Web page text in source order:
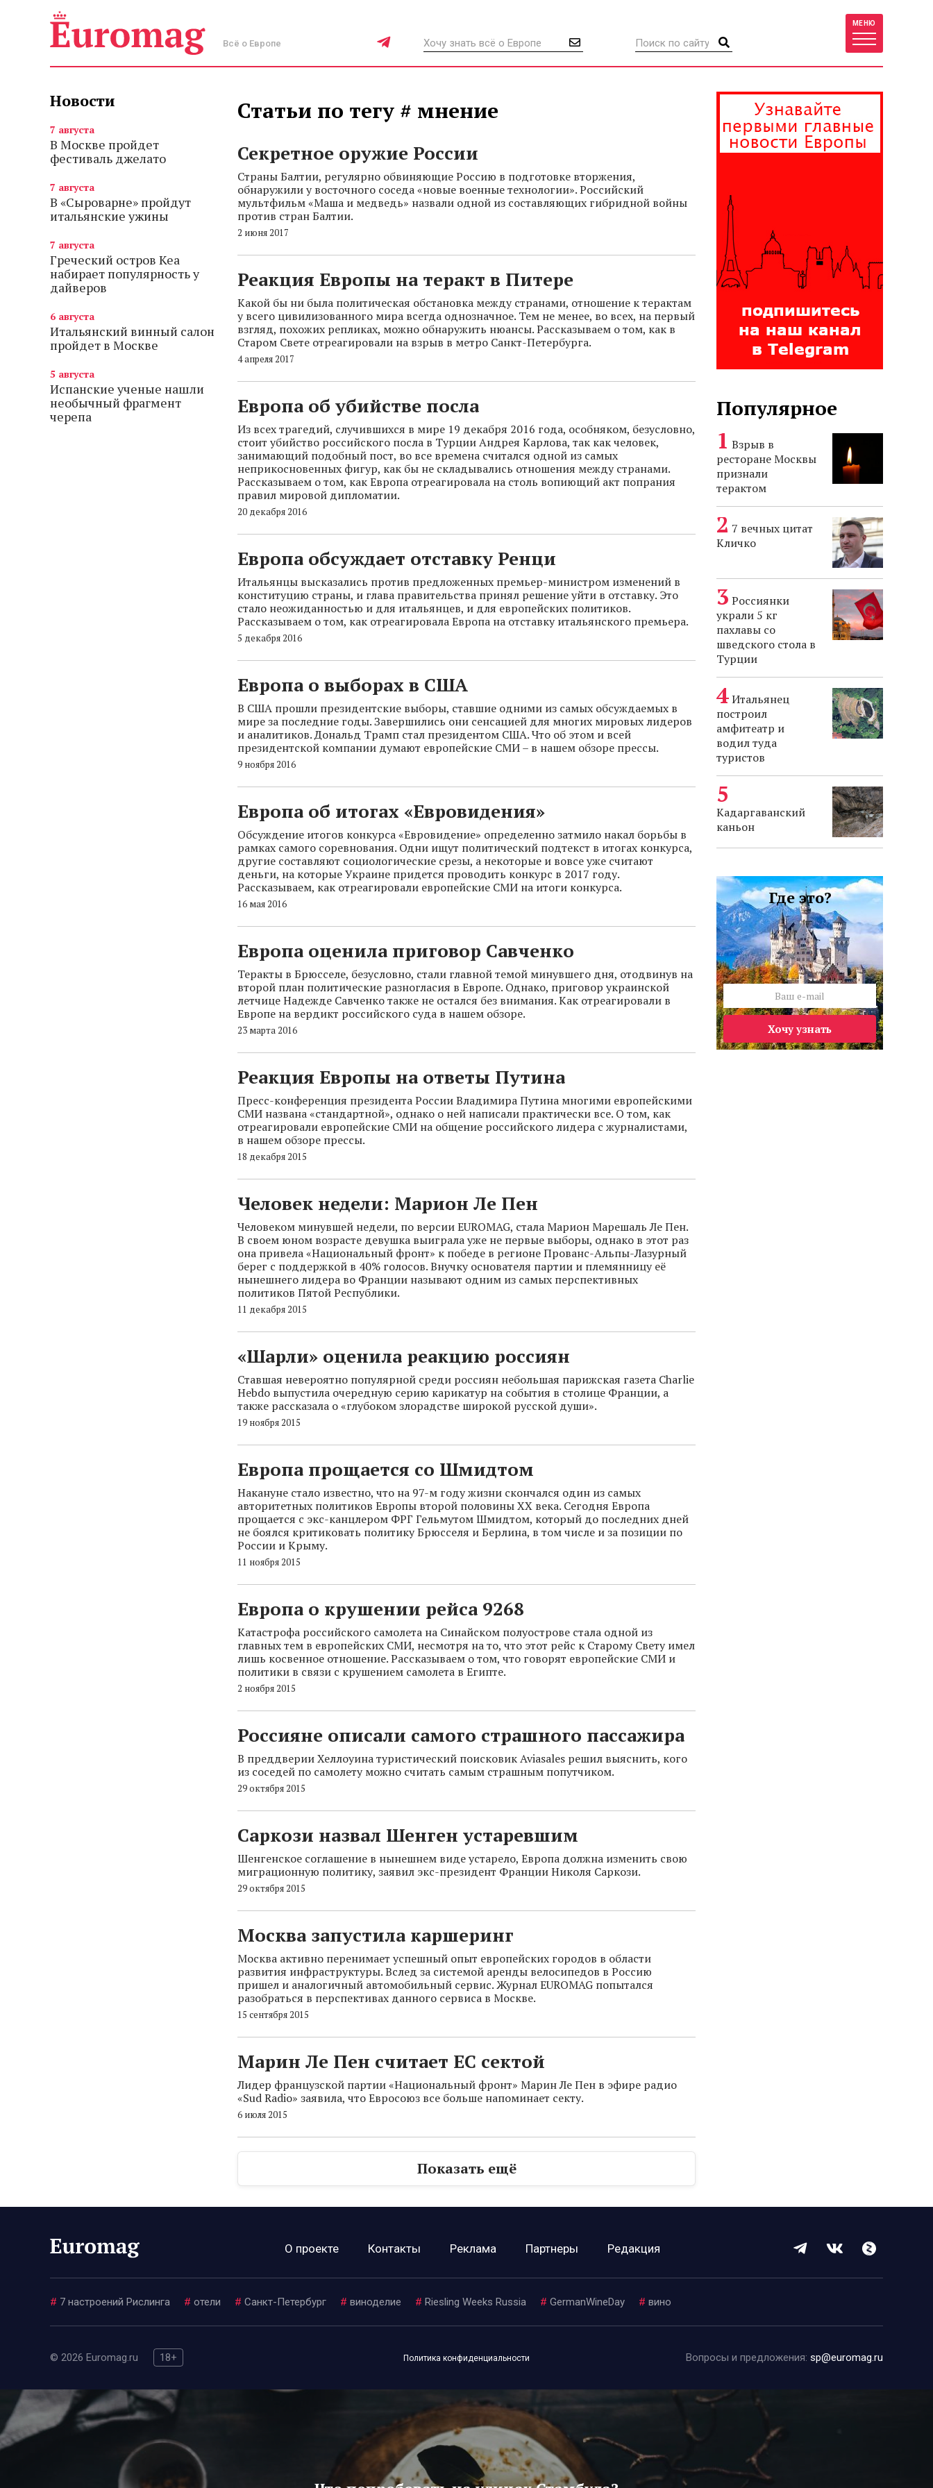
Всё о Европе
МЕНЮ
Новости
7 августа
В Москве пройдет
фестиваль джелато
7 августа
В «Сыроварне» пройдут
итальянские ужины
7 августа
Греческий остров Кеа
набирает популярность у
дайверов
6 августа
Итальянский винный салон
пройдет в Москве
5 августа
Испанские ученые нашли
необычный фрагмент
черепа
Статьи по тегу # мнение
Секретное оружие России
Страны Балтии, регулярно обвиняющие Россию в подготовке вторжения,
обнаружили у восточного соседа «новые военные технологии». Российский
мультфильм «Маша и медведь» назвали одной из составляющих гибридной войны
против стран Балтии.
2 июня 2017
Реакция Европы на теракт в Питере
Какой бы ни была политическая обстановка между странами, отношение к терактам
у всего цивилизованного мира всегда однозначное. Тем не менее, во всех, на первый
взгляд, похожих репликах, можно обнаружить нюансы. Рассказываем о том, как в
Старом Свете отреагировали на взрыв в метро Санкт-Петербурга.
4 апреля 2017
Европа об убийстве посла
Из всех трагедий, случившихся в мире 19 декабря 2016 года, особняком, безусловно,
стоит убийство российского посла в Турции Андрея Карлова, так как человек,
занимающий подобный пост, во все времена считался одной из самых
неприкосновенных фигур, как бы не складывались отношения между странами.
Рассказываем о том, как Европа отреагировала на столь вопиющий акт попрания
правил мировой дипломатии.
20 декабря 2016
Европа обсуждает отставку Ренци
Итальянцы высказались против предложенных премьер-министром изменений в
конституцию страны, и глава правительства принял решение уйти в отставку. Это
стало неожиданностью и для итальянцев, и для европейских политиков.
Рассказываем о том, как отреагировала Европа на отставку итальянского премьера.
5 декабря 2016
Европа о выборах в США
В США прошли президентские выборы, ставшие одними из самых обсуждаемых в
мире за последние годы. Завершились они сенсацией для многих мировых лидеров
и аналитиков. Дональд Трамп стал президентом США. Что об этом и всей
президентской компании думают европейские СМИ – в нашем обзоре прессы.
9 ноября 2016
Европа об итогах «Евровидения»
Обсуждение итогов конкурса «Евровидение» определенно затмило накал борьбы в
рамках самого соревнования. Одни ищут политический подтекст в итогах конкурса,
другие составляют социологические срезы, а некоторые и вовсе уже считают
деньги, на которые Украине придется проводить конкурс в 2017 году.
Рассказываем, как отреагировали европейские СМИ на итоги конкурса.
16 мая 2016
Европа оценила приговор Савченко
Теракты в Брюсселе, безусловно, стали главной темой минувшего дня, отодвинув на
второй план политические разногласия в Европе. Однако, приговор украинской
летчице Надежде Савченко также не остался без внимания. Как отреагировали в
Европе на вердикт российского суда в нашем обзоре.
23 марта 2016
Реакция Европы на ответы Путина
Пресс-конференция президента России Владимира Путина многими европейскими
СМИ названа «стандартной», однако о ней написали практически все. О том, как
отреагировали европейские СМИ на общение российского лидера с журналистами,
в нашем обзоре прессы.
18 декабря 2015
Человек недели: Марион Ле Пен
Человеком минувшей недели, по версии EUROMAG, стала Марион Марешаль Ле Пен.
В своем юном возрасте девушка выиграла уже не первые выборы, однако в этот раз
она привела «Национальный фронт» к победе в регионе Прованс-Альпы-Лазурный
берег с поддержкой в 40% голосов. Внучку основателя партии и племянницу её
нынешнего лидера во Франции называют одним из самых перспективных
политиков Пятой Республики.
11 декабря 2015
«Шарли» оценила реакцию россиян
Ставшая невероятно популярной среди россиян небольшая парижская газета Charlie
Hebdo выпустила очередную серию карикатур на события в столице Франции, а
также рассказала о «глубоком злорадстве широкой русской души».
19 ноября 2015
Европа прощается со Шмидтом
Накануне стало известно, что на 97-м году жизни скончался один из самых
авторитетных политиков Европы второй половины XX века. Сегодня Европа
прощается с экс-канцлером ФРГ Гельмутом Шмидтом, который до последних дней
не боялся критиковать политику Брюсселя и Берлина, в том числе и за позиции по
России и Крыму.
11 ноября 2015
Европа о крушении рейса 9268
Катастрофа российского самолета на Синайском полуострове стала одной из
главных тем в европейских СМИ, несмотря на то, что этот рейс к Старому Свету имел
лишь косвенное отношение. Рассказываем о том, что говорят европейские СМИ и
политики в связи с крушением самолета в Египте.
2 ноября 2015
Россияне описали самого страшного пассажира
В преддверии Хеллоуина туристический поисковик Aviasales решил выяснить, кого
из соседей по самолету можно считать самым страшным попутчиком.
29 октября 2015
Саркози назвал Шенген устаревшим
Шенгенское соглашение в нынешнем виде устарело, Европа должна изменить свою
миграционную политику, заявил экс-президент Франции Николя Саркози.
29 октября 2015
Москва запустила каршеринг
Москва активно перенимает успешный опыт европейских городов в области
развития инфраструктуры. Вслед за системой аренды велосипедов в Россию
пришел и аналогичный автомобильный сервис. Журнал EUROMAG попытался
разобраться в перспективах данного сервиса в Москве.
15 сентября 2015
Марин Ле Пен считает ЕС сектой
Лидер французской партии «Национальный фронт» Марин Ле Пен в эфире радио
«Sud Radio» заявила, что Евросоюз все больше напоминает секту.
6 июля 2015
Показать ещё
Популярное
Взрыв в
ресторане Москвы
признали
терактом
7 вечных цитат
Кличко
Россиянки
украли 5 кг
пахлавы со
шведского стола в
Турции
Итальянец
построил
амфитеатр и
водил туда
туристов
Кадаргаванский
каньон
Где это?
Хочу узнать
О проекте Контакты Реклама Партнеры Редакция
# 7 настроений Рислинга # отели # Санкт-Петербург # виноделие # Riesling Weeks Russia # GermanWineDay # вино
© 2026 Euromag.ru 18+ Политика конфиденциальности Вопросы и предложения: sp@euromag.ru